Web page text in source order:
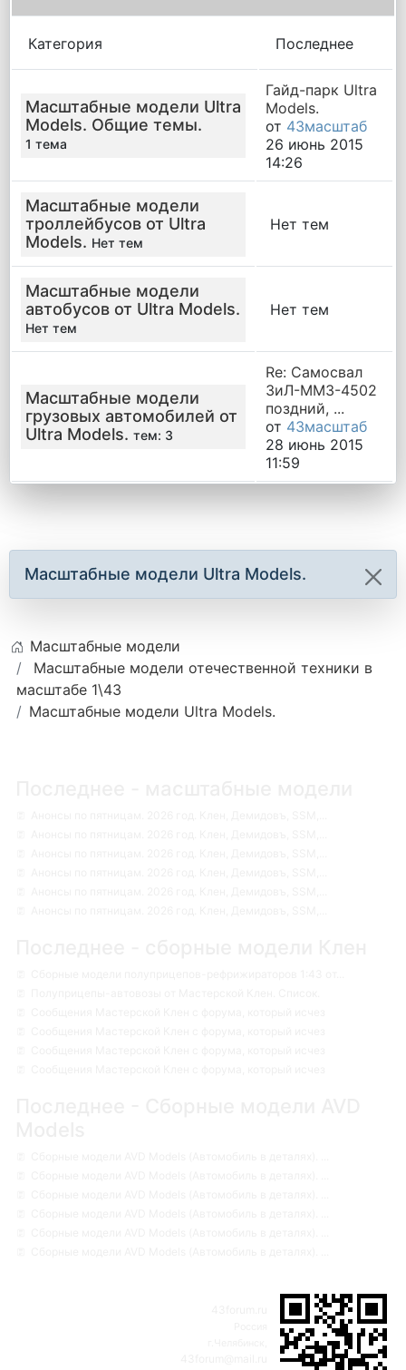
Категория Последнее
Масштабные модели Ultra
Models. Общие темы.
1 тема
Гайд-парк Ultra
Models.
от 43масштаб
26 июнь 2015
14:26
Масштабные модели
троллейбусов от Ultra
Models. Нет тем
Нет тем
Масштабные модели
автобусов от Ultra Models.
Нет тем
Нет тем
Масштабные модели
грузовых автомобилей от
Ultra Models. тем: 3
Re: Самосвал
ЗиЛ-ММЗ-4502
поздний, ...
от 43масштаб
28 июнь 2015
11:59
Масштабные модели Ultra Models.
Масштабные модели
Масштабные модели отечественной техники в
масштабе 1\43
Масштабные модели Ultra Models.